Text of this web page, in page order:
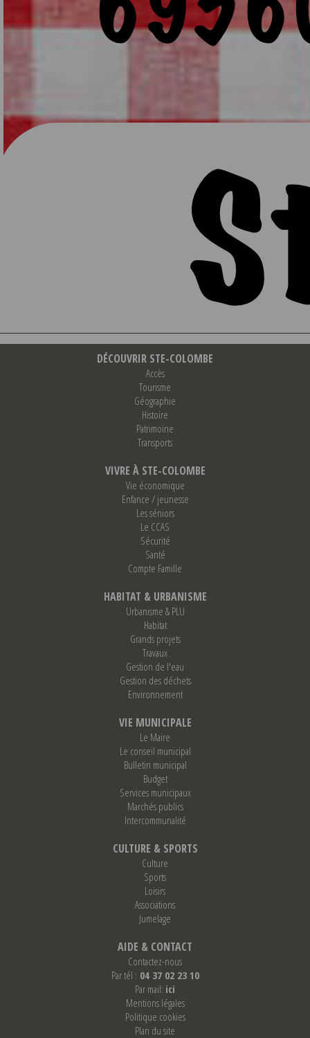
DÉCOUVRIR STE-COLOMBE
Accès
Tourisme
Géographie
Histoire
Patrimoine
Transports
VIVRE À STE-COLOMBE
Vie économique
Enfance / jeunesse
Les séniors
Le CCAS
Sécurité
Santé
Compte Famille
HABITAT & URBANISME
Urbanisme & PLU
Habitat
Grands projets
Travaux
Gestion de l'eau
Gestion des déchets
Environnement
VIE MUNICIPALE
Le Maire
Le conseil municipal
Bulletin municipal
Budget
Services municipaux
Marchés publics
Intercommunalité
CULTURE & SPORTS
Culture
Sports
Loisirs
Associations
Jumelage
AIDE & CONTACT
Contactez-nous
Par tél : 04 37 02 23 10
Par mail: ici
Mentions légales
Politique cookies
Plan du site